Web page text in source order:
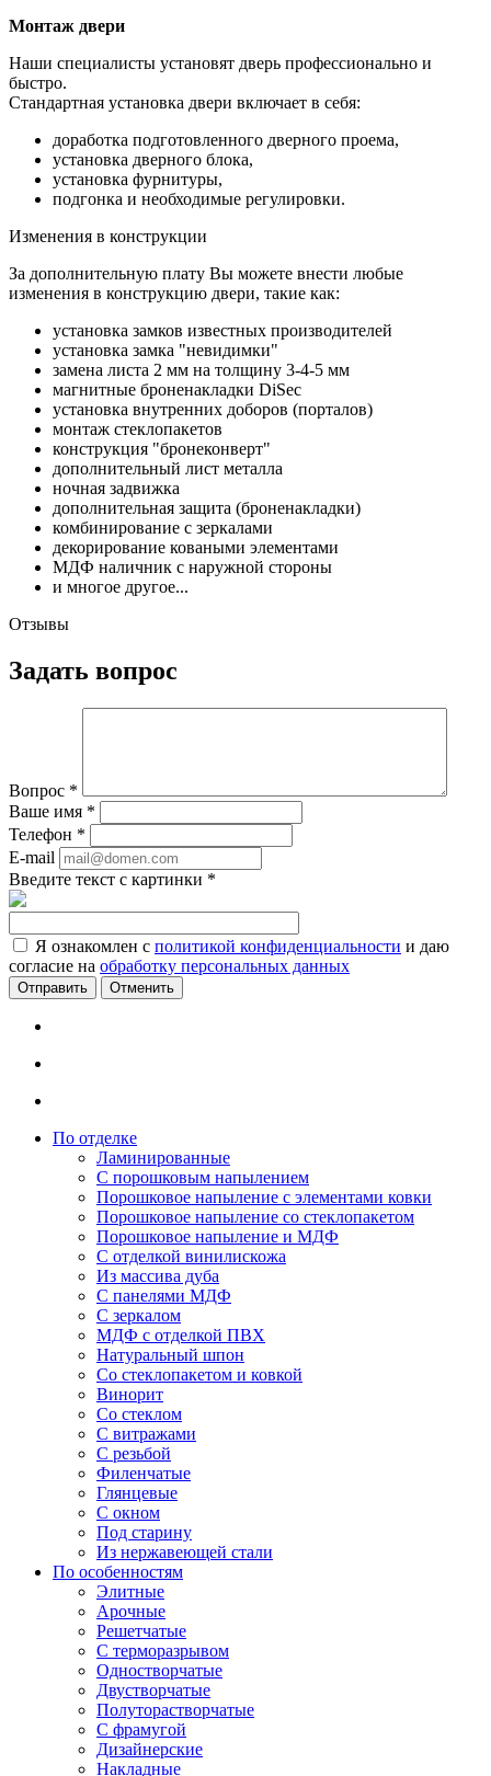
Монтаж двери
Наши специалисты установят дверь профессионально и
быстро.
Стандартная установка двери включает в себя:
доработка подготовленного дверного проема,
установка дверного блока,
установка фурнитуры,
подгонка и необходимые регулировки.
Изменения в конструкции
За дополнительную плату Вы можете внести любые
изменения в конструкцию двери, такие как:
установка замков известных производителей
установка замка "невидимки"
замена листа 2 мм на толщину 3-4-5 мм
магнитные броненакладки DiSec
установка внутренних доборов (порталов)
монтаж стеклопакетов
конструкция "бронеконверт"
дополнительный лист металла
ночная задвижка
дополнительная защита (броненакладки)
комбинирование с зеркалами
декорирование коваными элементами
МДФ наличник с наружной стороны
и многое другое...
Отзывы
Задать вопрос
Вопрос *
Ваше имя *
Телефон *
E-mail
Введите текст с картинки *
Я ознакомлен с политикой конфиденциальности и даю
согласие на обработку персональных данных
Отменить
По отделке
Ламинированные
С порошковым напылением
Порошковое напыление с элементами ковки
Порошковое напыление со стеклопакетом
Порошковое напыление и МДФ
С отделкой винилискожа
Из массива дуба
С панелями МДФ
С зеркалом
МДФ с отделкой ПВХ
Натуральный шпон
Со стеклопакетом и ковкой
Винорит
Со стеклом
С витражами
С резьбой
Филенчатые
Глянцевые
С окном
Под старину
Из нержавеющей стали
По особенностям
Элитные
Арочные
Решетчатые
С терморазрывом
Одностворчатые
Двустворчатые
Полуторастворчатые
С фрамугой
Дизайнерские
Накладные